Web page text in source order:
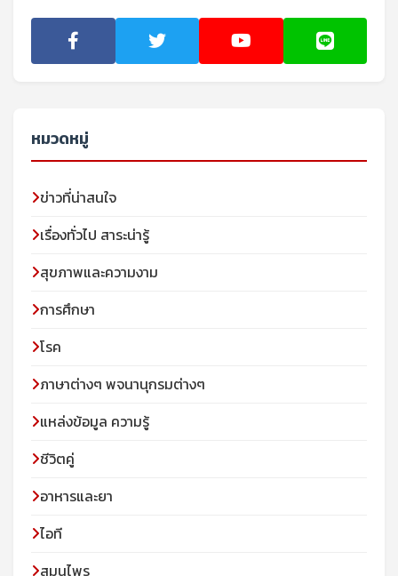
หมวดหมู่
ข่าวที่น่าสนใจ
เรื่องทั่วไป สาระน่ารู้
สุขภาพและความงาม
การศึกษา
โรค
ภาษาต่างๆ พจนานุกรมต่างๆ
แหล่งข้อมูล ความรู้
ชีวิตคู่
อาหารและยา
ไอที
สมุนไพร